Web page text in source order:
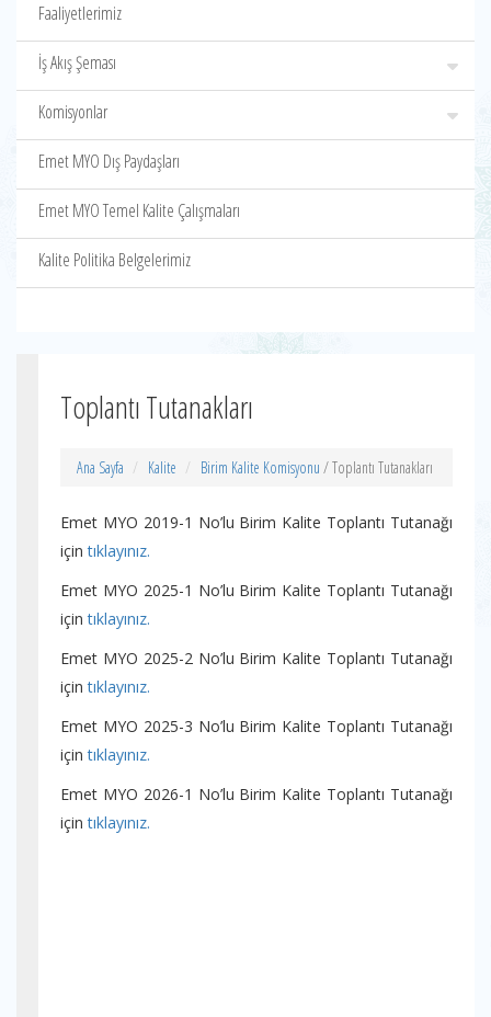
Faaliyetlerimiz
İş Akış Şeması
Komisyonlar
Emet MYO Dış Paydaşları
Emet MYO Temel Kalite Çalışmaları
Kalite Politika Belgelerimiz
Toplantı Tutanakları
Ana Sayfa Kalite Birim Kalite Komisyonu / Toplantı Tutanakları
Emet MYO 2019-1 No’lu Birim Kalite Toplantı Tutanağı
içintıklayınız.
Emet MYO 2025-1 No’lu Birim Kalite Toplantı Tutanağı
içintıklayınız.
Emet MYO 2025-2 No’lu Birim Kalite Toplantı Tutanağı
içintıklayınız.
Emet MYO 2025-3 No’lu Birim Kalite Toplantı Tutanağı
içintıklayınız.
Emet MYO 2026-1 No’lu Birim Kalite Toplantı Tutanağı
içintıklayınız.